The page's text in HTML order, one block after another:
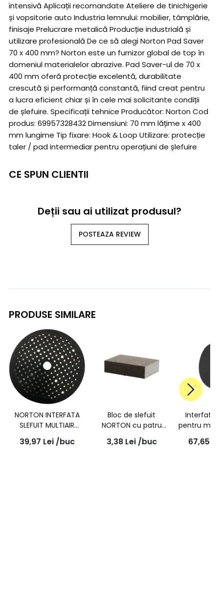
intensivă Aplicații recomandate Ateliere de tinichigerie
și vopsitorie auto Industria lemnului: mobilier, tâmplărie,
finisaje Prelucrare metalică Producție industrială și
utilizare profesională De ce să alegi Norton Pad Saver
70 x 400 mm? Norton este un furnizor global de top în
domeniul materialelor abrazive. Pad Saver-ul de 70 x
400 mm oferă protecție excelentă, durabilitate
crescută și performanță constantă, fiind creat pentru
a lucra eficient chiar și în cele mai solicitante condiții
de șlefuire. Specificații tehnice Producător: Norton Cod
produs: 69957328432 Dimensiuni: 70 mm lățime x 400
mm lungime Tip fixare: Hook & Loop Utilizare: protecție
taler / pad intermediar pentru operațiuni de șlefuire
CE SPUN CLIENTII
Deții sau ai utilizat produsul?
POSTEAZA REVIEW
PRODUSE SIMILARE
NORTON INTERFATA
SLEFUIT MULTIAIR
150MM
39,97 Lei /buc
Bloc de slefuit
NORTON cu patru
fete, granulatie P80,
100x66x26mm
3,38 Lei /buc
Interfata
pentru
diametru
67,65